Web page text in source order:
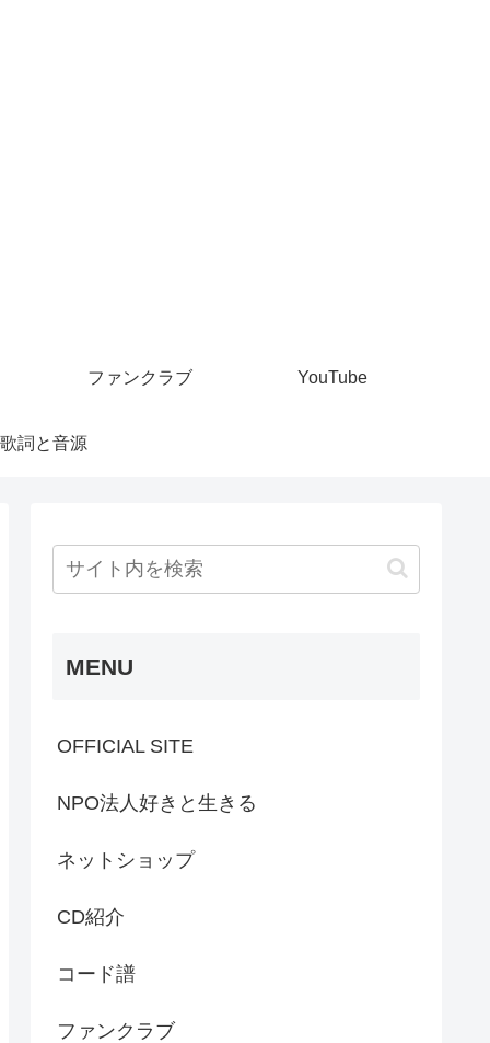
ファンクラブ YouTube
歌詞と音源
MENU
OFFICIAL SITE
NPO法人好きと生きる
ネットショップ
CD紹介
コード譜
ファンクラブ